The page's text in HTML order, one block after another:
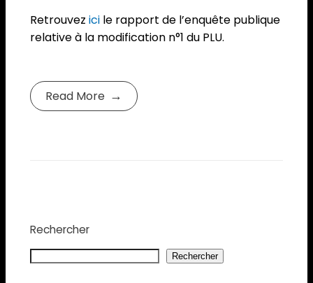
Retrouvez ici le rapport de l’enquête publique
relative à la modification n°1 du PLU.
Read More
Rechercher
Rechercher